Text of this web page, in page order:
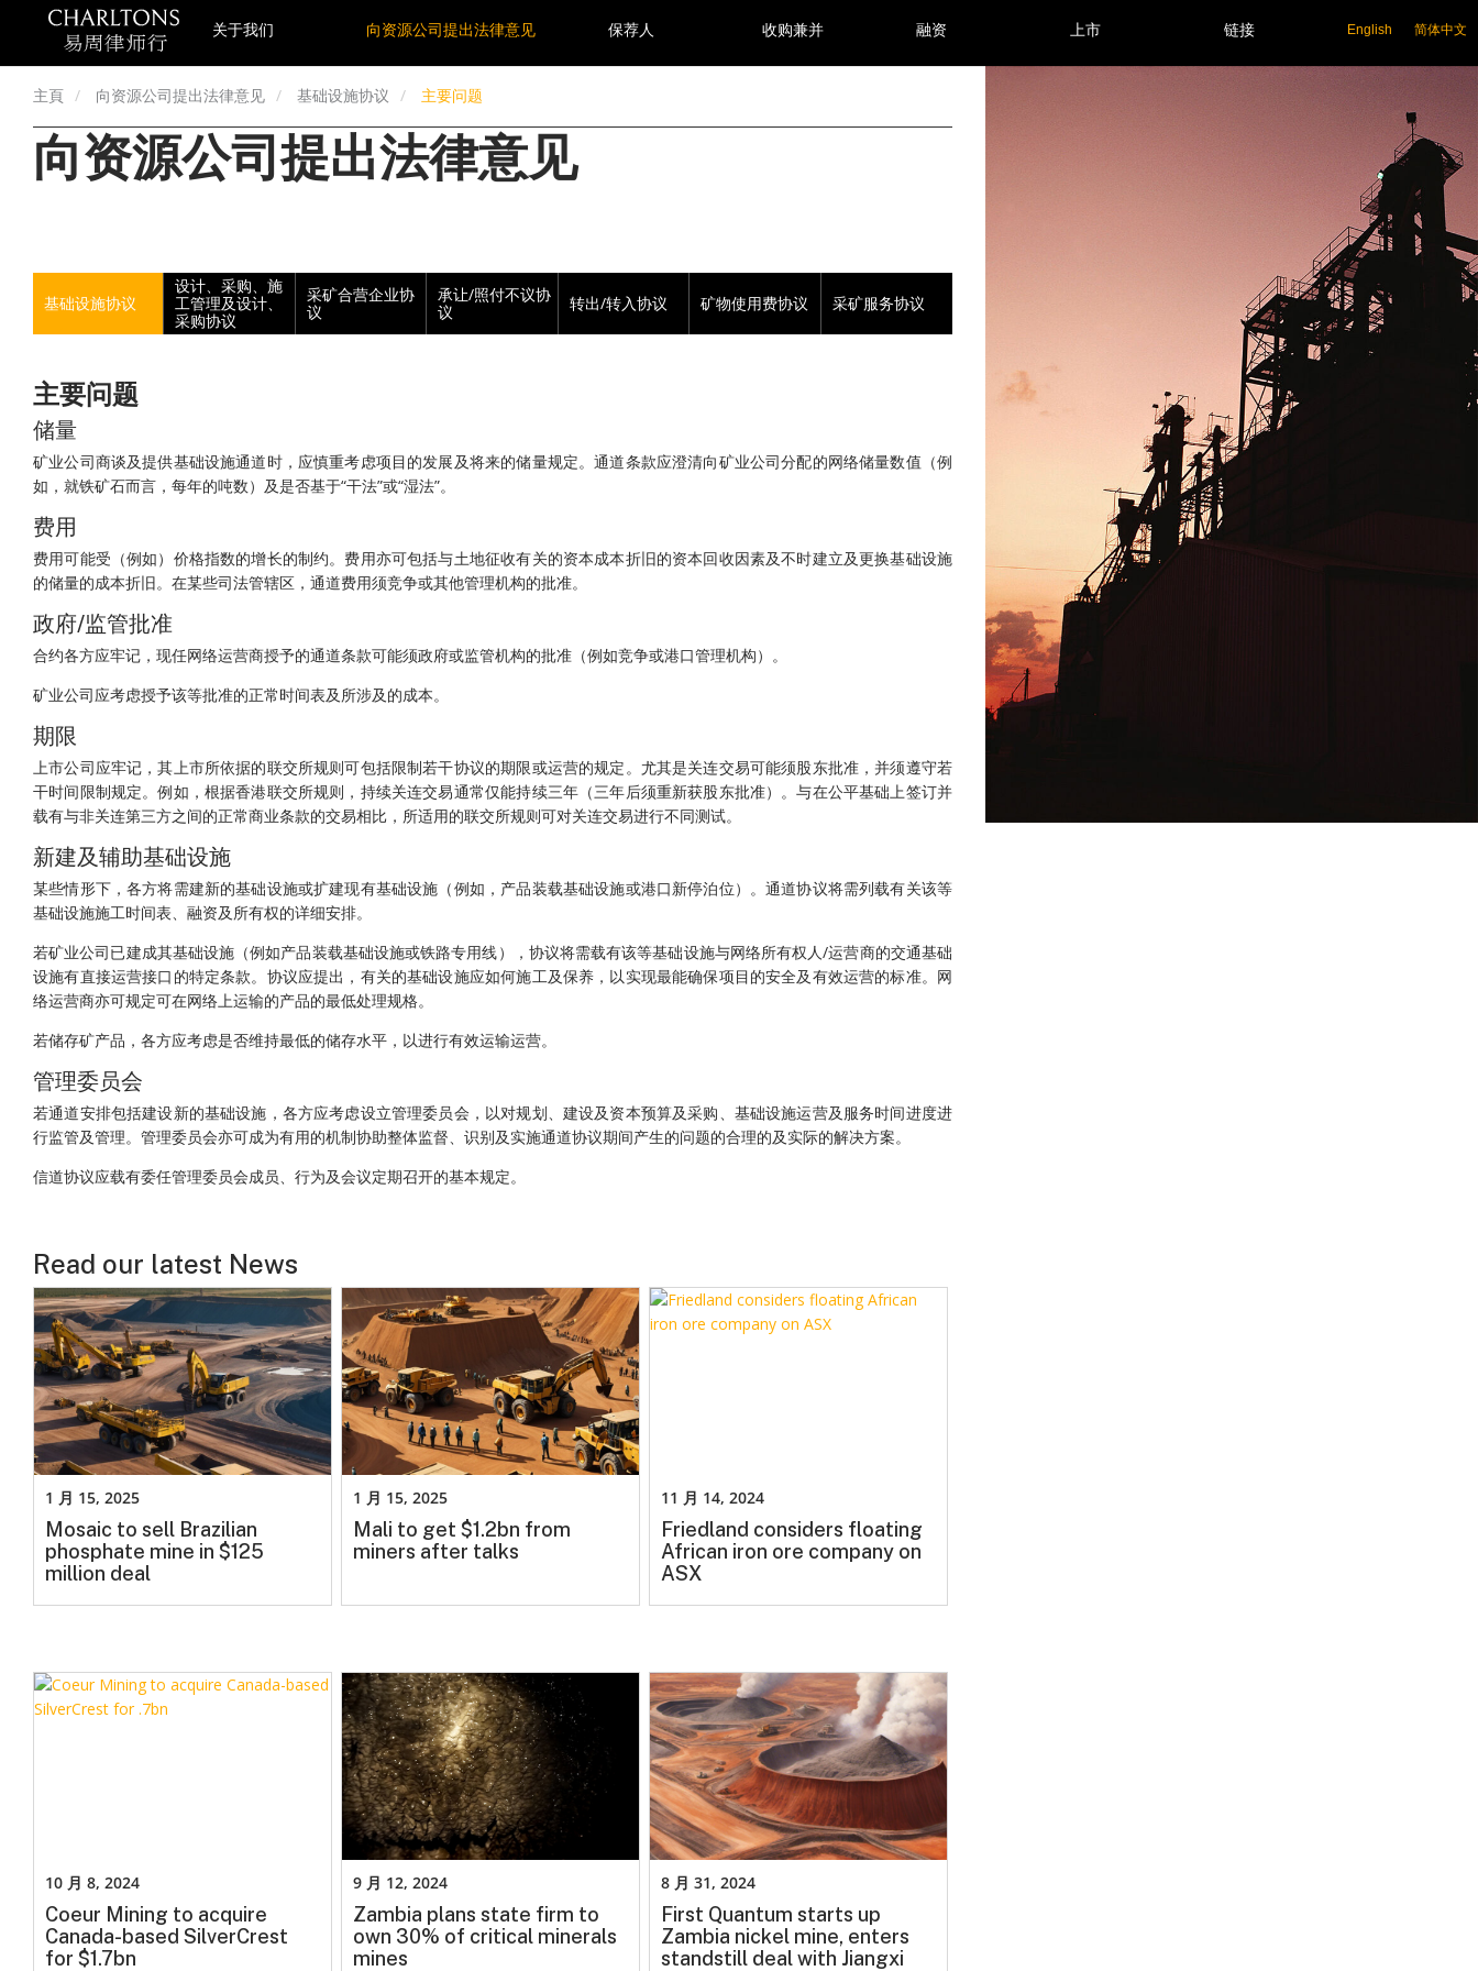
English 简体中文
关于我们 向资源公司提出法律意见 保荐人 收购兼并 融资 上市 链接
主頁 向资源公司提出法律意见 基础设施协议 主要问题
向资源公司提出法律意见
基础设施协议
设计、采购、施
工管理及设计、
采购协议
采矿合营企业协
议
承让/照付不议协
议
转出/转入协议 矿物使用费协议 采矿服务协议
主要问题
储量
矿业公司商谈及提供基础设施通道时，应慎重考虑项目的发展及将来的储量规定。通道条款应澄清向矿业公司分配的网络储量数值（例
如，就铁矿石而言，每年的吨数）及是否基于“干法”或“湿法”。
费用
费用可能受（例如）价格指数的增长的制约。费用亦可包括与土地征收有关的资本成本折旧的资本回收因素及不时建立及更换基础设施
的储量的成本折旧。在某些司法管辖区，通道费用须竞争或其他管理机构的批准。
政府/监管批准
合约各方应牢记，现任网络运营商授予的通道条款可能须政府或监管机构的批准（例如竞争或港口管理机构）。
矿业公司应考虑授予该等批准的正常时间表及所涉及的成本。
期限
上市公司应牢记，其上市所依据的联交所规则可包括限制若干协议的期限或运营的规定。尤其是关连交易可能须股东批准，并须遵守若
干时间限制规定。例如，根据香港联交所规则，持续关连交易通常仅能持续三年（三年后须重新获股东批准）。与在公平基础上签订并
载有与非关连第三方之间的正常商业条款的交易相比，所适用的联交所规则可对关连交易进行不同测试。
新建及辅助基础设施
某些情形下，各方将需建新的基础设施或扩建现有基础设施（例如，产品装载基础设施或港口新停泊位）。通道协议将需列载有关该等
基础设施施工时间表、融资及所有权的详细安排。
若矿业公司已建成其基础设施（例如产品装载基础设施或铁路专用线），协议将需载有该等基础设施与网络所有权人/运营商的交通基础
设施有直接运营接口的特定条款。协议应提出，有关的基础设施应如何施工及保养，以实现最能确保项目的安全及有效运营的标准。网
络运营商亦可规定可在网络上运输的产品的最低处理规格。
若储存矿产品，各方应考虑是否维持最低的储存水平，以进行有效运输运营。
管理委员会
若通道安排包括建设新的基础设施，各方应考虑设立管理委员会，以对规划、建设及资本预算及采购、基础设施运营及服务时间进度进
行监管及管理。管理委员会亦可成为有用的机制协助整体监督、识别及实施通道协议期间产生的问题的合理的及实际的解决方案。
信道协议应载有委任管理委员会成员、行为及会议定期召开的基本规定。
Read our latest News
Mosaic to sell Brazilian
phosphate mine in $125
million deal
1 月 15, 2025
Coeur Mining to acquire
Canada-based SilverCrest
for $1.7bn
10 月 8, 2024
Mali to get $1.2bn from
miners after talks
1 月 15, 2025
Zambia plans state firm to
own 30% of critical minerals
mines
9 月 12, 2024
Friedland considers floating
African iron ore company on
ASX
11 月 14, 2024
First Quantum starts up
Zambia nickel mine, enters
standstill deal with Jiangxi
8 月 31, 2024